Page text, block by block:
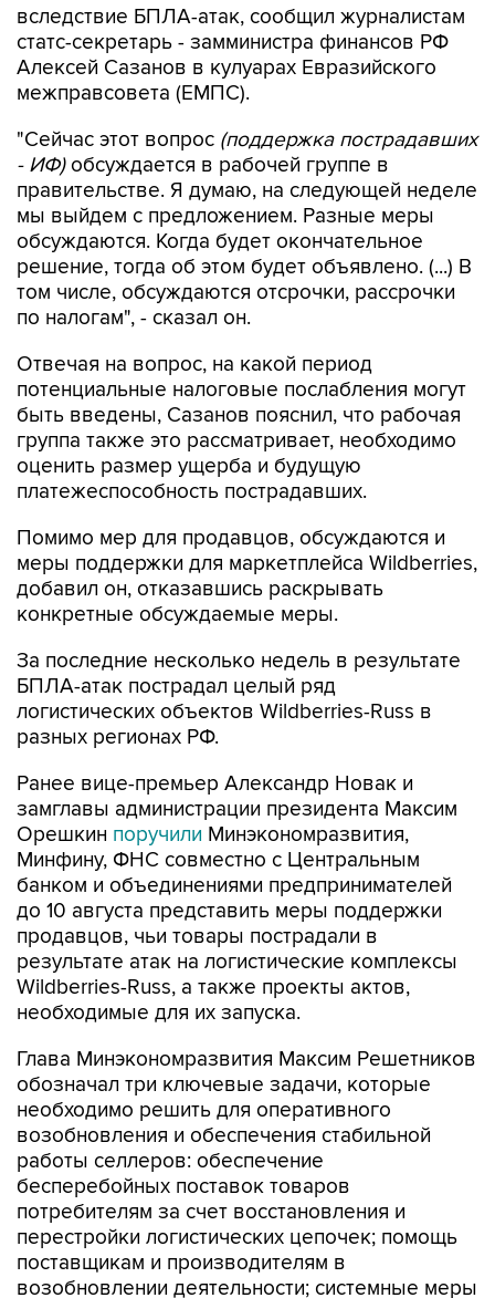
вследствие БПЛА-атак, сообщил журналистам
статс-секретарь - замминистра финансов РФ
Алексей Сазанов в кулуарах Евразийского
межправсовета (ЕМПС).
"Сейчас этот вопрос (поддержка пострадавших
- ИФ)обсуждается в рабочей группе в
правительстве. Я думаю, на следующей неделе
мы выйдем с предложением. Разные меры
обсуждаются. Когда будет окончательное
решение, тогда об этом будет объявлено. (...) В
том числе, обсуждаются отсрочки, рассрочки
по налогам", - сказал он.
Отвечая на вопрос, на какой период
потенциальные налоговые послабления могут
быть введены, Сазанов пояснил, что рабочая
группа также это рассматривает, необходимо
оценить размер ущерба и будущую
платежеспособность пострадавших.
Помимо мер для продавцов, обсуждаются и
меры поддержки для маркетплейса Wildberries,
добавил он, отказавшись раскрывать
конкретные обсуждаемые меры.
За последние несколько недель в результате
БПЛА-атак пострадал целый ряд
логистических объектов Wildberries-Russ в
разных регионах РФ.
Ранее вице-премьер Александр Новак и
замглавы администрации президента Максим
Орешкин поручили Минэкономразвития,
Минфину, ФНС совместно с Центральным
банком и объединениями предпринимателей
до 10 августа представить меры поддержки
продавцов, чьи товары пострадали в
результате атак на логистические комплексы
Wildberries-Russ, а также проекты актов,
необходимые для их запуска.
Глава Минэкономразвития Максим Решетников
обозначал три ключевые задачи, которые
необходимо решить для оперативного
возобновления и обеспечения стабильной
работы селлеров: обеспечение
бесперебойных поставок товаров
потребителям за счет восстановления и
перестройки логистических цепочек; помощь
поставщикам и производителям в
возобновлении деятельности; системные меры